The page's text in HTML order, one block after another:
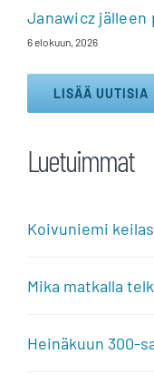
Janawicz jälleen
6 elokuun, 2026
LISÄÄ UUTISIA
Luetuimmat
Koivuniemi
Mika matkalla
Heinäkuun 300-